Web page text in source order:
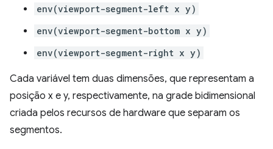
env(viewport-segment-left x y)
env(viewport-segment-bottom x y)
env(viewport-segment-right x y)
Cada variável tem duas dimensões, que representam a
posição x e y, respectivamente, na grade bidimensional
criada pelos recursos de hardware que separam os
segmentos.